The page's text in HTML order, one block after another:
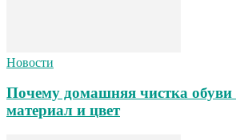
Новости
Почему домашняя чистка обуви
материал и цвет